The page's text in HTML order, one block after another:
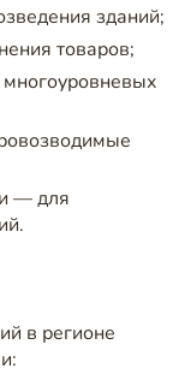
зданий;
товаров;
— для
в регионе